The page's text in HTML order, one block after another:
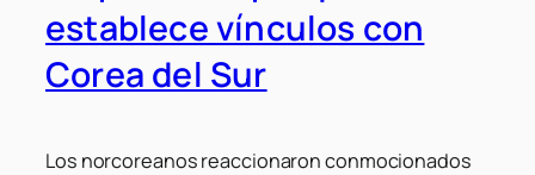
establece vínculos con
Corea del Sur
Los norcoreanos reaccionaron conmocionados